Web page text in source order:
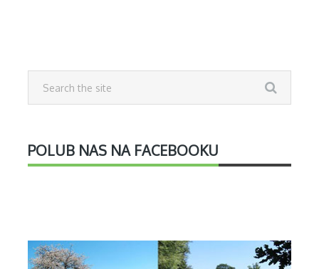
POLUB NAS NA FACEBOOKU